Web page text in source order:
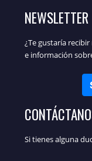
NEWSLETTER
¿Te gustaría
e información
Si tienes alguna